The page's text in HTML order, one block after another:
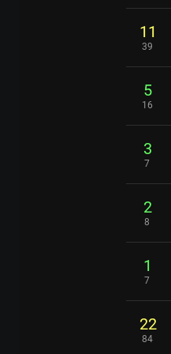
11
39
5
16
3
7
2
8
1
7
22
84